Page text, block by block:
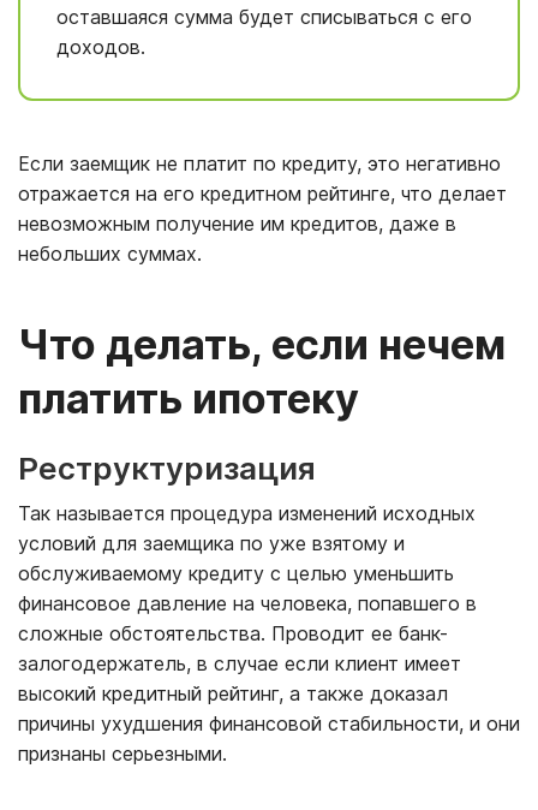
оставшаяся сумма будет списываться с его
доходов.
Если заемщик не платит по кредиту, это негативно
отражается на его кредитном рейтинге, что делает
невозможным получение им кредитов, даже в
небольших суммах.
Что делать, если нечем
платить ипотеку
Реструктуризация
Так называется процедура изменений исходных
условий для заемщика по уже взятому и
обслуживаемому кредиту с целью уменьшить
финансовое давление на человека, попавшего в
сложные обстоятельства. Проводит ее банк-
залогодержатель, в случае если клиент имеет
высокий кредитный рейтинг, а также доказал
причины ухудшения финансовой стабильности, и они
признаны серьезными.